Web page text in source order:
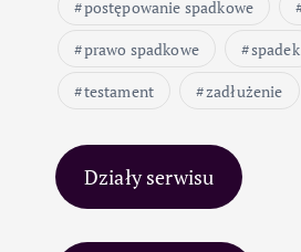
postępowanie spadkowe
prawo spadkowe
spadek
testament
zadłużenie
Działy serwisu